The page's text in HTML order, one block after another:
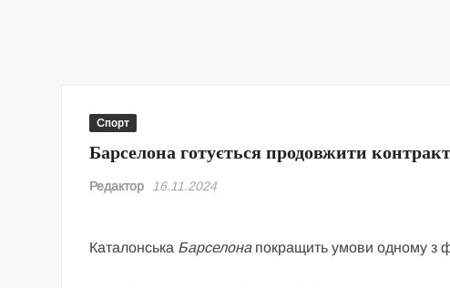
Спорт
Барселона готується продовжити
Редактор 16.11.2024
Каталонська Барселонапокращить умови одному з